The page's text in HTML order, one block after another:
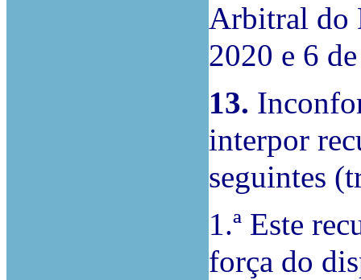
Arbitral do
2020 e 6
13.
interpor
seguintes
1.ª Este
força do